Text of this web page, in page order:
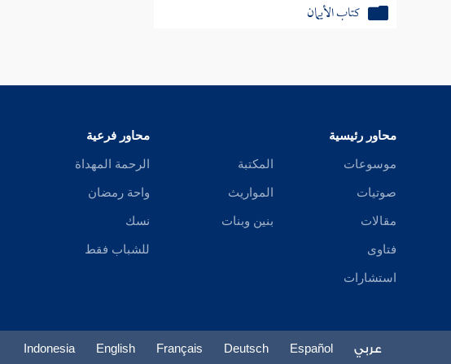
كتاب الأيمان
كتاب الرهن
كتاب الحوالة
كتاب الكفالة
كتاب الشركة
كتاب الاستحقاق والغصب والجنايات على
كتاب الصلح
محاور رئيسية
موسوعات
صوتيات
مقالات
فتاوى
استشارات
المكتبة
المواريث
بنين وبنات
محاور فرعية
الرحمة المهداة
واحة رمضان
نسك
للشباب فقط
عربي Español
Deutsch
Français
English
Indonesia